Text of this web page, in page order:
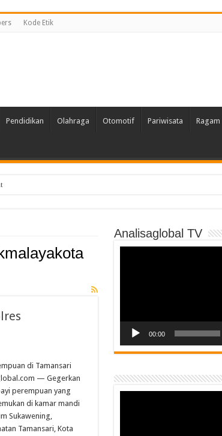
Kode Etik
Pendidikan Olahraga Otomotif Pariwisata Ragam
Sepak Bola Perempuan dan Antar DKM
di Tamansari
— Gegerkan
perempuan yang
di kamar mandi
Sukawening,
Tamansari, Kota
Analisaglobal TV
00:00